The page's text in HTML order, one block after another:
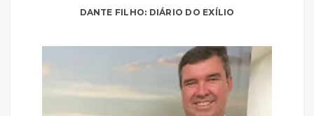
DANTE FILHO: DIÁRIO DO EXÍLIO